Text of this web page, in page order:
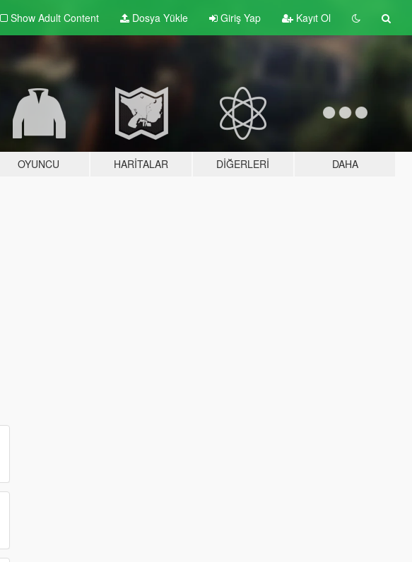
Show Adult Content Dosya Yükle Giriş Yap Kayıt Ol
OYUNCU HARITALAR DIĞERLERI DAHA